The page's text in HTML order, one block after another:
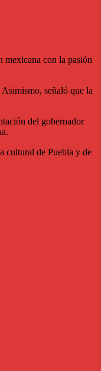
mexicana con la pasión
señaló que la
del gobernador
cultural de Puebla y de